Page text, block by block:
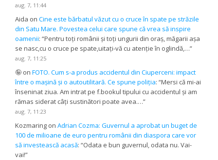
aug. 7, 11:44
Aida onCine este bărbatul văzut cu o cruce în spate pe străzile
din Satu Mare. Povestea celui care spune că vrea să inspire
oamenii: “Pentru toți românii și toți ungurii din oraș, măgarii așa
se nasc,cu o cruce pe spate,uitați-vă cu atenție în oglindă,…”
aug. 7, 11:25
🤪 onFOTO. Cum s-a produs accidentul din Ciuperceni: impact
între o mașină și o autoutilitară. Ce spune poliția: “Mersi că mi-ai
înseninat ziua. Am intrat pe f.bookul tipului cu accidentul și am
rămas siderat câți sustinători poate avea.…”
aug. 7, 11:23
Kozmaring onAdrian Cozma: Guvernul a aprobat un buget de
100 de milioane de euro pentru românii din diaspora care vor
să investească acasă: “Odata e bun guvernul, odata nu. Vai-
vai!”